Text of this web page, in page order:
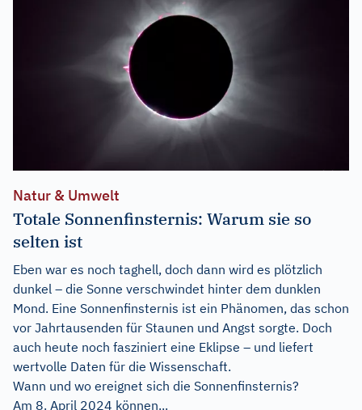
Natur & Umwelt
Totale Sonnenfinsternis: Warum sie so
selten ist
Eben war es noch taghell, doch dann wird es plötzlich
dunkel – die Sonne verschwindet hinter dem dunklen
Mond. Eine Sonnenfinsternis ist ein Phänomen, das schon
vor Jahrtausenden für Staunen und Angst sorgte. Doch
auch heute noch fasziniert eine Eklipse – und liefert
wertvolle Daten für die Wissenschaft.
Wann und wo ereignet sich die Sonnenfinsternis?
Am 8. April 2024 können...